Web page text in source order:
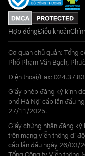
Hợp đồngĐiều khoản
Cơ quan chủ quản: Tổng
Phố Phạm Văn Bạch,
Điện thoại/Fax:
Giấy phép đăng ký kinh
phố Hà Nội cấp lần đầu
27/11/2025.
Giấy chứng nhận đăng
trên mạng viễn thông di
cấp lần đầu ngày 26/03/